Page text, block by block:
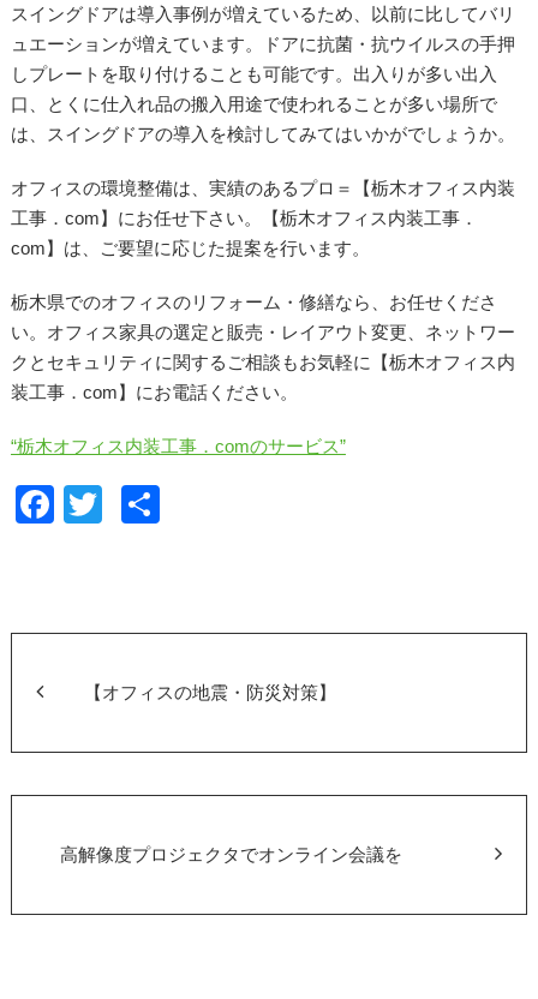
スイングドアは導入事例が増えているため、以前に比してバリ
ュエーションが増えています。ドアに抗菌・抗ウイルスの手押
しプレートを取り付けることも可能です。出入りが多い出入
口、とくに仕入れ品の搬入用途で使われることが多い場所で
は、スイングドアの導入を検討してみてはいかがでしょうか。
オフィスの環境整備は、実績のあるプロ＝【栃木オフィス内装
工事．com】にお任せ下さい。【栃木オフィス内装工事．
com】は、ご要望に応じた提案を行います。
栃木県でのオフィスのリフォーム・修繕なら、お任せくださ
い。オフィス家具の選定と販売・レイアウト変更、ネットワー
クとセキュリティに関するご相談もお気軽に【栃木オフィス内
装工事．com】にお電話ください。
“栃木オフィス内装工事．comのサービス”
F T
共
【オフィスの地震・防災対策】
高解像度プロジェクタでオンライン会議を